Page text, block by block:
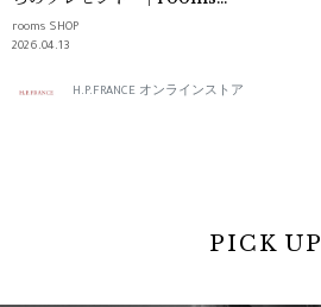
SHOP
rooms SHOP
2026.04.13
H.P.FRANCE オンラインストア
PICK UP